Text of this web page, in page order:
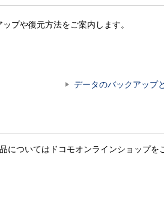
プや復元方法をご案内します。
データのバックアップ
についてはドコモオンラインショップを